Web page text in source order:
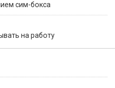
сим-бокса
на работу